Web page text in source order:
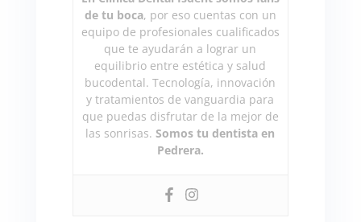
de tu boca, por eso cuentas con un
equipo de profesionales cualificados
que te ayudarán a lograr un
equilibrio entre estética y salud
bucodental. Tecnología, innovación
y tratamientos de vanguardia para
que puedas disfrutar de la mejor de
las sonrisas.Somos tu dentista en
Pedrera.